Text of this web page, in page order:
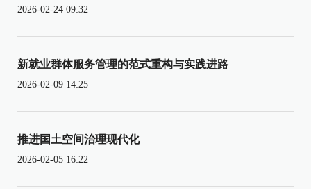
2026-02-24 09:32
新就业群体服务管理的范式重构与实践进路
2026-02-09 14:25
推进国土空间治理现代化
2026-02-05 16:22